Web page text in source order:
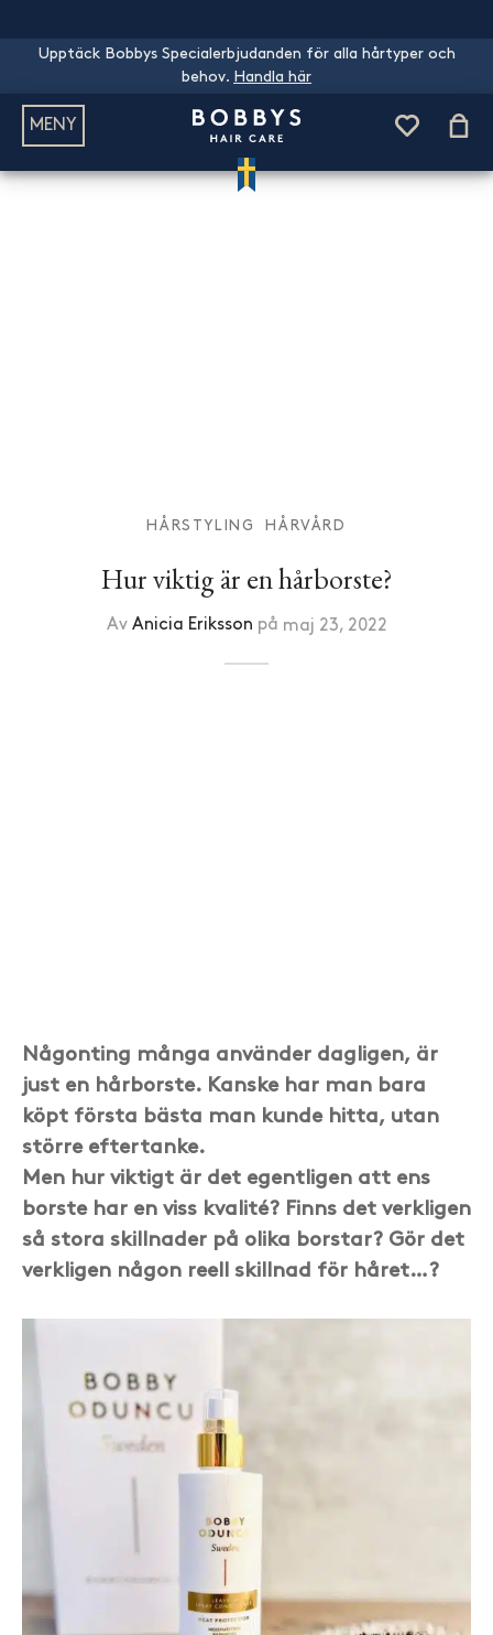
Upptäck Bobbys Specialerbjudanden för alla hårtyper och
behov. Handla här
MENY
HÅRSTYLING HÅRVÅRD
Hur viktig är en hårborste?
Av Anicia Eriksson på maj 23, 2022
Någonting många använder dagligen, är
just en hårborste. Kanske har man bara
köpt första bästa man kunde hitta, utan
större eftertanke.
Men hur viktigt är det egentligen att ens
borste har en viss kvalité? Finns det verkligen
så stora skillnader på olika borstar? Gör det
verkligen någon reell skillnad för håret…?